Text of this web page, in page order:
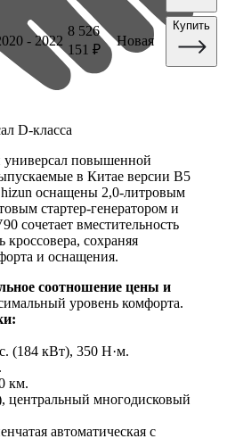
- 2022
8 526
151 ₽
Новая
Купить
D-класса
повышенной
в Китае версии B5
оснащены 2,0-литровым
стартер-генератором и
сочетает вместительность
кроссовера, сохраняя
и оснащения.
соотношение цены и
уровень комфорта.
(184 кВт), 350 Н·м.
км.
многодисковый
автоматическая с